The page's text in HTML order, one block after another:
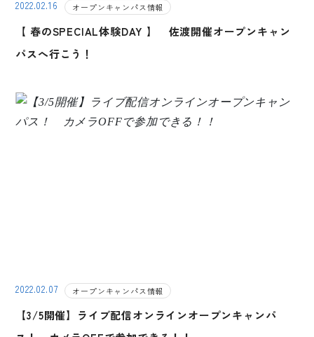
2022.02.16 オープンキャンパス情報
【 春のSPECIAL体験DAY 】 佐渡開催オープンキャン
パスへ行こう！
2022.02.07 オープンキャンパス情報
【3/5開催】ライブ配信オンラインオープンキャンパ